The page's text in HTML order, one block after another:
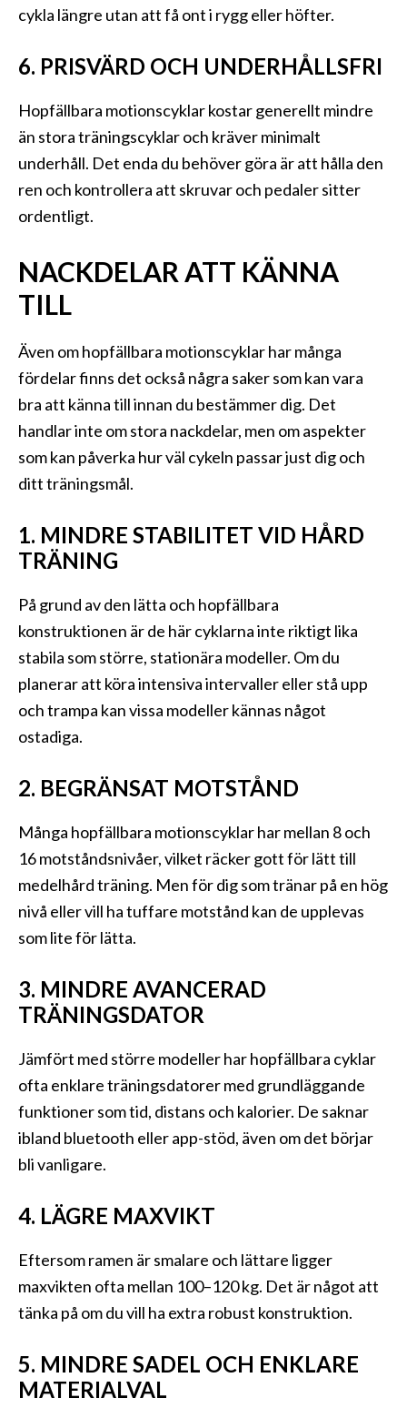
cykla längre utan att få ont i rygg eller höfter.
6. PRISVÄRD OCH UNDERHÅLLSFRI
Hopfällbara motionscyklar kostar generellt mindre
än stora träningscyklar och kräver minimalt
underhåll. Det enda du behöver göra är att hålla den
ren och kontrollera att skruvar och pedaler sitter
ordentligt.
NACKDELAR ATT KÄNNA
TILL
Även om hopfällbara motionscyklar har många
fördelar finns det också några saker som kan vara
bra att känna till innan du bestämmer dig. Det
handlar inte om stora nackdelar, men om aspekter
som kan påverka hur väl cykeln passar just dig och
ditt träningsmål.
1. MINDRE STABILITET VID HÅRD
TRÄNING
På grund av den lätta och hopfällbara
konstruktionen är de här cyklarna inte riktigt lika
stabila som större, stationära modeller. Om du
planerar att köra intensiva intervaller eller stå upp
och trampa kan vissa modeller kännas något
ostadiga.
2. BEGRÄNSAT MOTSTÅND
Många hopfällbara motionscyklar har mellan 8 och
16 motståndsnivåer, vilket räcker gott för lätt till
medelhård träning. Men för dig som tränar på en hög
nivå eller vill ha tuffare motstånd kan de upplevas
som lite för lätta.
3. MINDRE AVANCERAD
TRÄNINGSDATOR
Jämfört med större modeller har hopfällbara cyklar
ofta enklare träningsdatorer med grundläggande
funktioner som tid, distans och kalorier. De saknar
ibland bluetooth eller app-stöd, även om det börjar
bli vanligare.
4. LÄGRE MAXVIKT
Eftersom ramen är smalare och lättare ligger
maxvikten ofta mellan 100–120 kg. Det är något att
tänka på om du vill ha extra robust konstruktion.
5. MINDRE SADEL OCH ENKLARE
MATERIALVAL